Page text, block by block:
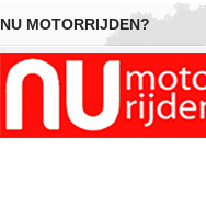
NU MOTORRIJDEN?